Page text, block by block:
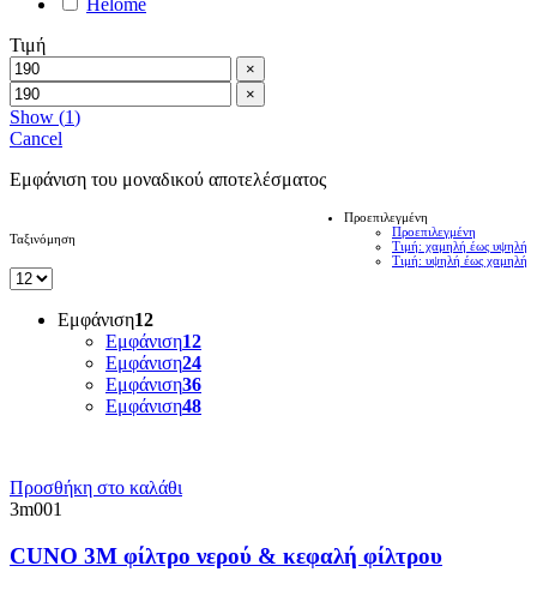
Helome
Τιμή
×
×
Show (1)
Cancel
Εμφάνιση του μοναδικού αποτελέσματος
Ταξινόμηση
Προεπιλεγμένη
Προεπιλεγμένη
Τιμή: χαμηλή έως υψηλή
Τιμή: υψηλή έως χαμηλή
Εμφάνιση12
Εμφάνιση12
Εμφάνιση24
Εμφάνιση36
Εμφάνιση48
Προσθήκη στο καλάθι
3m001
CUNO 3M φίλτρo νερού & κεφαλή φίλτρου